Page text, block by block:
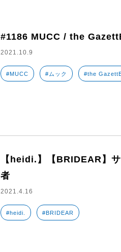
#1186 MUCC / the
2021.10.9
#MUCC #ムック #the
【heidi.】【BRIDEAR】
者
2021.4.16
#heidi. #BRIDEAR